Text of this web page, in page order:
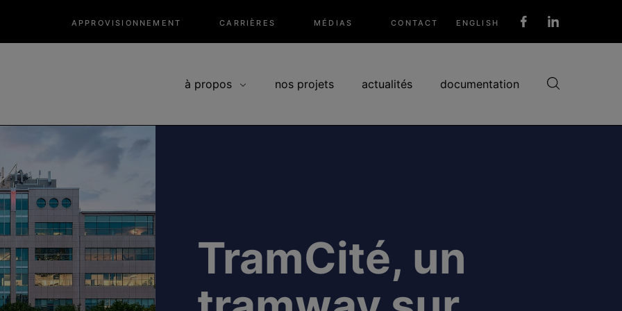
APPROVISIONNEMENT CARRIÈRES MÉDIAS CONTACT ENGLISH
Réseaux
à propos nos projets actualités documentation
TramCité, un